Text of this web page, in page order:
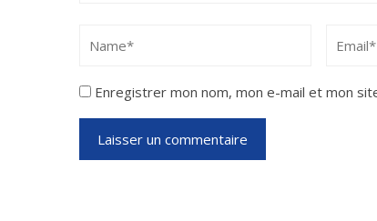
Enregistrer mon nom, mon e-mail et mon